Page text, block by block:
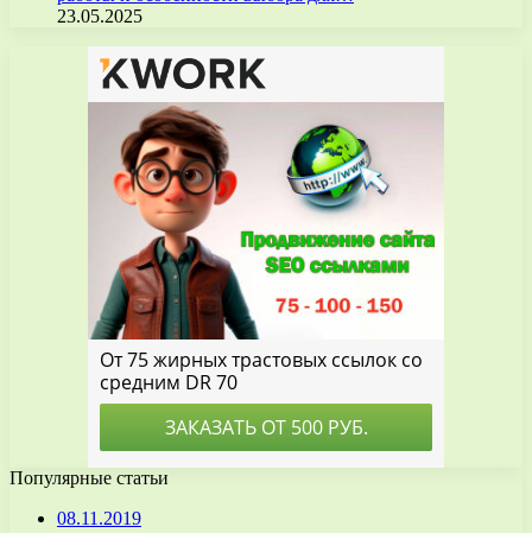
23.05.2025
Популярные статьи
08.11.2019